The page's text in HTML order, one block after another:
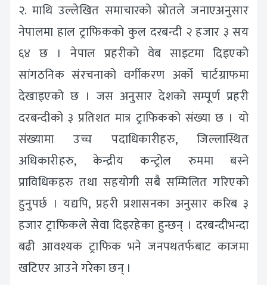
२. माथि उल्लेखित समाचारको स्रोतले जनाएअनुसार
नेपालमा हाल ट्राफिकको कुल दरबन्दी २ हजार ३ सय
६४ छ । नेपाल प्रहरीको वेब साइटमा दिइएको
सांगठनिक संरचनाको वर्गीकरण अर्को चार्टग्राफमा
देखाइएको छ । जस अनुसार देशको सम्पूर्ण प्रहरी
दरबन्दीको ३ प्रतिशत मात्र ट्राफिकको संख्या छ । यो
संख्यामा उच्च पदाधिकारीहरु, जिल्लास्थित
अधिकारीहरु, केन्द्रीय कन्ट्रोल रुममा बस्ने
प्राविधिकहरु तथा सहयोगी सबै सम्मिलित गरिएको
हुनुपर्छ । यद्यपि, प्रहरी प्रशासनका अनुसार करिब ३
हजार ट्राफिकले सेवा दिइरहेका हुन्छन् । दरबन्दीभन्दा
बढी आवश्यक ट्राफिक भने जनपथतर्फबाट काजमा
खटिएर आउने गरेका छन् ।